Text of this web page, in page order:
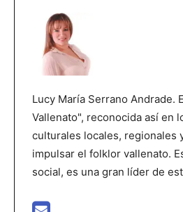
Lucy María Serrano Andrade.
Vallenato", reconocida así en
culturales locales, regionales
impulsar el folklor vallenato.
social, es una gran líder de